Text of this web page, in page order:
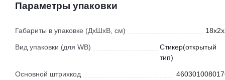
Параметры упаковки
Габариты в упаковке (ДхШхВ, см)
Вид упаковки (для WB)
Стикер(открытый
тип)
Основной штрихкод